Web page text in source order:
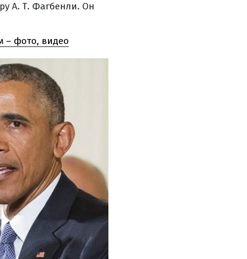
А. Т. Фагбенли. Он
– фото, видео